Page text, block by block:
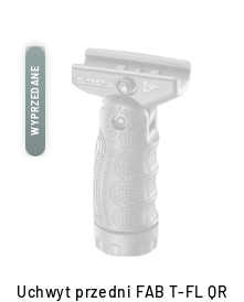
WYPRZEDANE
Uchwyt przedni FAB T-FL QR